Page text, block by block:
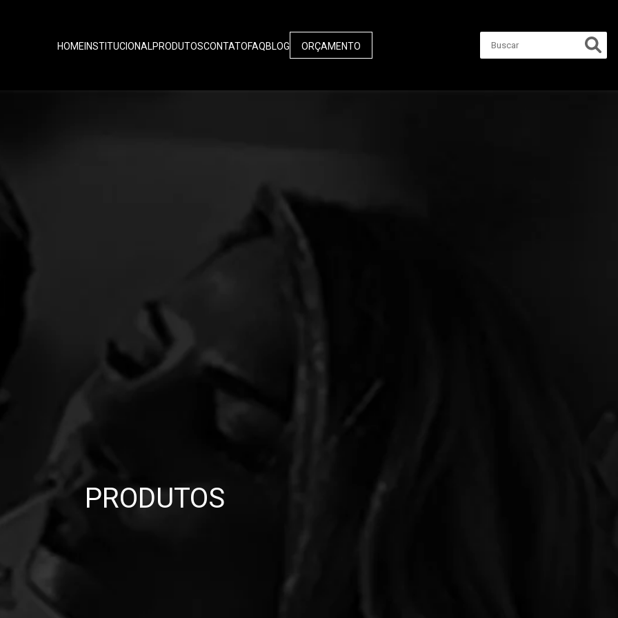
HOME INSTITUCIONALPRODUTOSCONTATOFAQBLOG ORÇAMENTO
PRODUTOS